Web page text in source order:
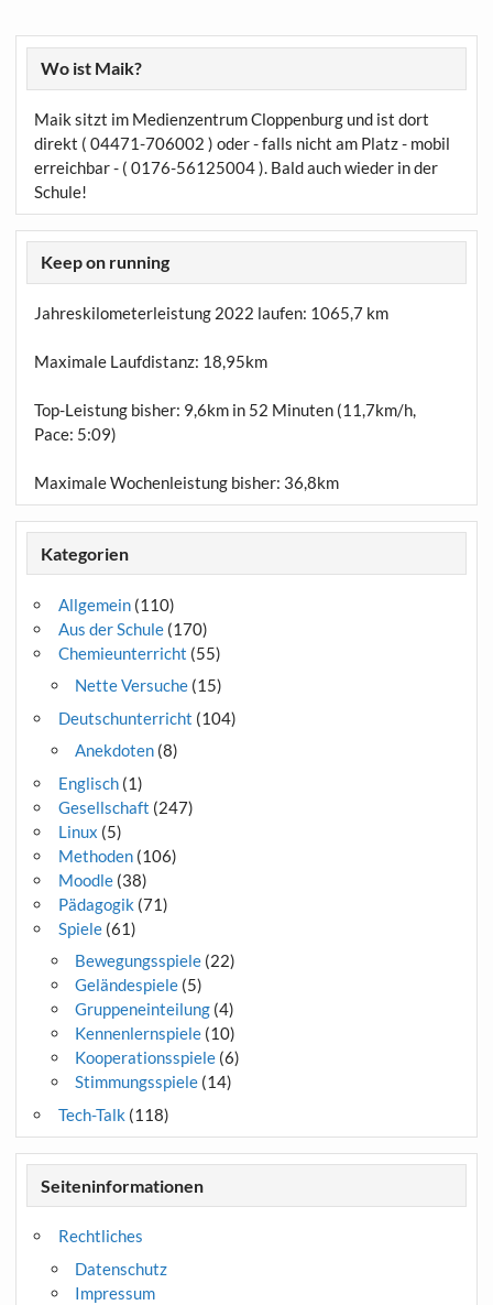
Wo ist Maik?
Maik sitzt im Medienzentrum Cloppenburg und ist dort
direkt ( 04471-706002 ) oder - falls nicht am Platz - mobil
erreichbar - ( 0176-56125004 ). Bald auch wieder in der
Schule!
Keep on running
Jahreskilometerleistung 2022 laufen: 1065,7 km
Maximale Laufdistanz: 18,95km
Top-Leistung bisher: 9,6km in 52 Minuten (11,7km/h,
Pace: 5:09)
Maximale Wochenleistung bisher: 36,8km
Kategorien
Allgemein(110)
Aus der Schule(170)
Chemieunterricht (55)
Nette Versuche(15)
Deutschunterricht (104)
Anekdoten(8)
Englisch(1)
Gesellschaft (247)
Linux (5)
Methoden(106)
Moodle(38)
Pädagogik (71)
Spiele(61)
Bewegungsspiele(22)
Geländespiele(5)
Gruppeneinteilung(4)
Kennenlernspiele(10)
Kooperationsspiele(6)
Stimmungsspiele(14)
Tech-Talk (118)
Seiteninformationen
Rechtliches
Datenschutz
Impressum